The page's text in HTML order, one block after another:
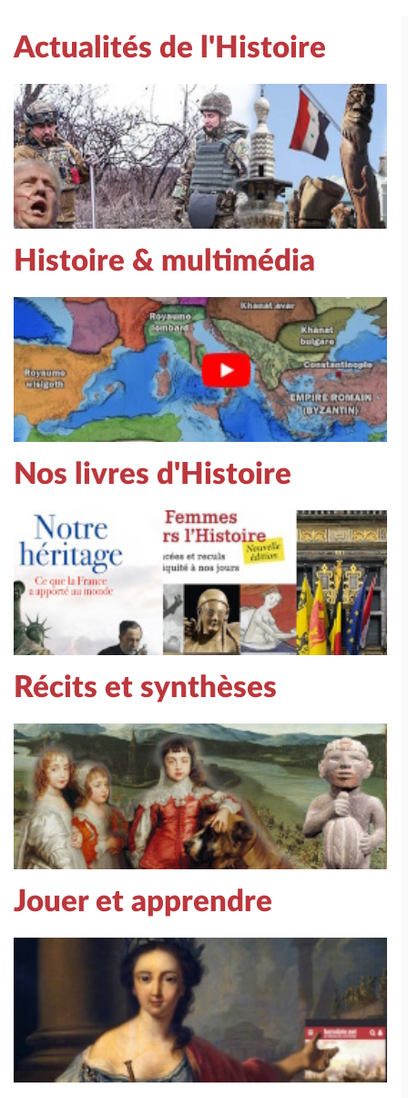
Actualités de l'Histoire
Histoire & multimédia
Nos livres d'Histoire
Récits et synthèses
Jouer et apprendre